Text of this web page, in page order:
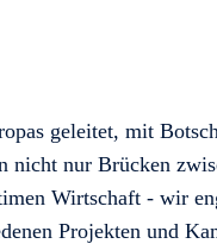
geleitet, mit
nicht nur Brücken
Wirtschaft - wir
Projekten und